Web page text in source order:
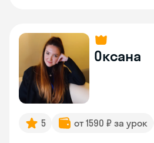
Оксана
5 от 1590 ₽ за урок